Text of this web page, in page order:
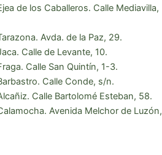
de los Caballeros. Calle Mediavilla,
Avda. de la Paz, 29.
Calle de Levante, 10.
Calle San Quintín, 1-3.
Calle Conde, s/n.
Calle Bartolomé Esteban, 58.
Avenida Melchor de Luzón,